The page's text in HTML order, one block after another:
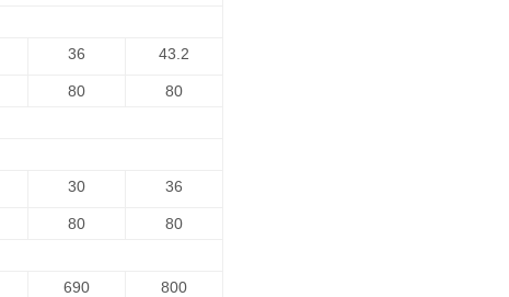
36 43.2
80
80
30 36
80
80
690
800